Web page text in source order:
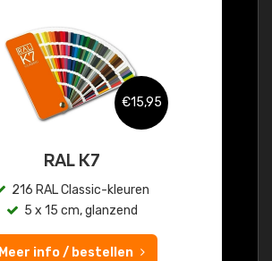
€15,95
RAL K7
216 RAL Classic-kleuren
5 x 15 cm, glanzend
Meer info / bestellen